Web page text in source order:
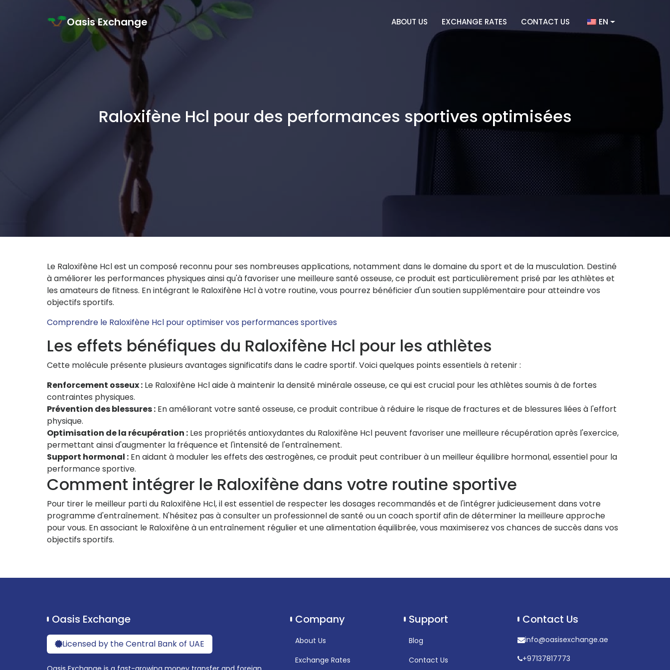
Main Navigation
Oasis Exchange ABOUT US EXCHANGE RATES CONTACT US EN
Raloxifène Hcl pour des performances sportives optimisées
Le Raloxifène Hcl est un composé reconnu pour ses nombreuses applications, notamment dans le domaine du sport et de la musculation. Destiné
à améliorer les performances physiques ainsi qu'à favoriser une meilleure santé osseuse, ce produit est particulièrement prisé par les athlètes et
les amateurs de fitness. En intégrant le Raloxifène Hcl à votre routine, vous pourrez bénéficier d'un soutien supplémentaire pour atteindre vos
objectifs sportifs.
Comprendre le Raloxifène Hcl pour optimiser vos performances sportives
Les effets bénéfiques du Raloxifène Hcl pour les athlètes
Cette molécule présente plusieurs avantages significatifs dans le cadre sportif. Voici quelques points essentiels à retenir :
Renforcement osseux : Le Raloxifène Hcl aide à maintenir la densité minérale osseuse, ce qui est crucial pour les athlètes soumis à de fortes
contraintes physiques.
Prévention des blessures : En améliorant votre santé osseuse, ce produit contribue à réduire le risque de fractures et de blessures liées à l'effort
physique.
Optimisation de la récupération : Les propriétés antioxydantes du Raloxifène Hcl peuvent favoriser une meilleure récupération après l'exercice,
permettant ainsi d'augmenter la fréquence et l'intensité de l'entraînement.
Support hormonal : En aidant à moduler les effets des œstrogènes, ce produit peut contribuer à un meilleur équilibre hormonal, essentiel pour la
performance sportive.
Comment intégrer le Raloxifène dans votre routine sportive
Pour tirer le meilleur parti du Raloxifène Hcl, il est essentiel de respecter les dosages recommandés et de l'intégrer judicieusement dans votre
programme d'entraînement. N'hésitez pas à consulter un professionnel de santé ou un coach sportif afin de déterminer la meilleure approche
pour vous. En associant le Raloxifène à un entraînement régulier et une alimentation équilibrée, vous maximiserez vos chances de succès dans vos
objectifs sportifs.
Oasis Exchange
Licensed by the Central Bank of UAE
Company
About Us
Exchange Rates
Support
Blog
Contact Us
Contact Us
info@oasisexchange.ae
+97137817773